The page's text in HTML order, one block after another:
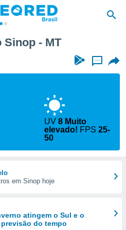
Sinop - MT
...
UV8 Muito
elevado! FPS25-
50
em Sinop hoje
atingem o Sul e o
do tempo